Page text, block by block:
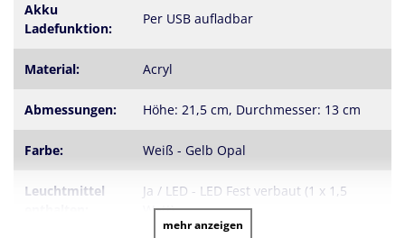
Akku
Ladefunktion:
Per USB aufladbar
Material: Acryl
Abmessungen: Höhe: 21,5 cm, Durchmesser: 13 cm
Farbe: Weiß - Gelb Opal
Leuchtmittel
Ja / LED - LED Fest verbaut (1 x 1,5
Watt)
mehr anzeigen